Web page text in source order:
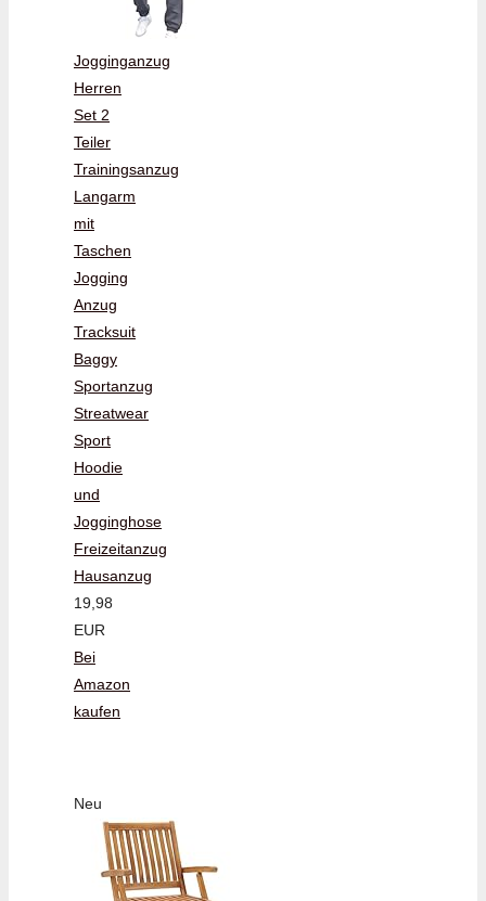
Jogginganzug
Herren
Set 2
Teiler
Trainingsanzug
Langarm
mit
Taschen
Jogging
Anzug
Tracksuit
Baggy
Sportanzug
Streatwear
Sport
Hoodie
und
Jogginghose
Freizeitanzug
Hausanzug
19,98
EUR
Bei
Amazon
kaufen
Neu